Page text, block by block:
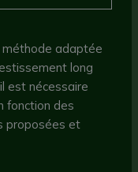
méthode adaptée
long
est nécessaire
fonction des
proposées et